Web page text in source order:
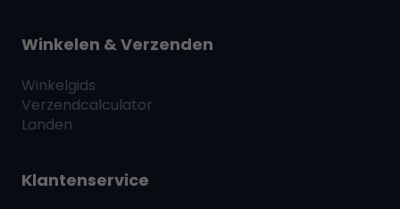
Winkelen & Verzenden
Winkelgids
Verzendcalculator
Landen
Klantenservice